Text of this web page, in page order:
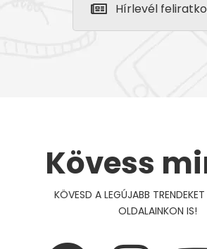
Hírlevél
Kövess
KÖVESD A LEGÚJABB
OLDALAINKON IS!